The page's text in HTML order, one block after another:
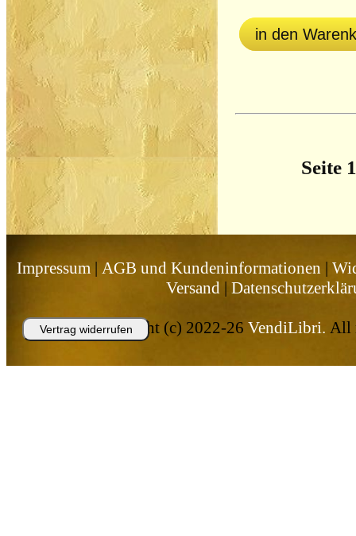
in den
Seite
Impressum | AGB und Kundeninformationen |
Versand|
Copyright (c) 2022-26 VendiLibri. All
Vertrag widerrufen